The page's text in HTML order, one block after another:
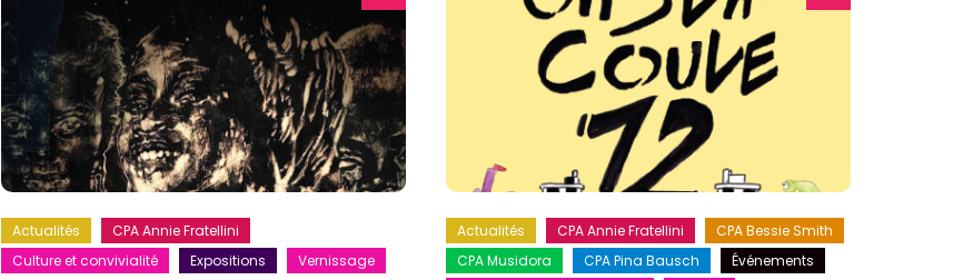
Actualités
CPA Annie Fratellini
Culture et convivialité
Expositions Vernissage
Actualités CPA Annie Fratellini
CPA Bessie Smith
CPA Musidora
CPA Pina Bausch
Événements